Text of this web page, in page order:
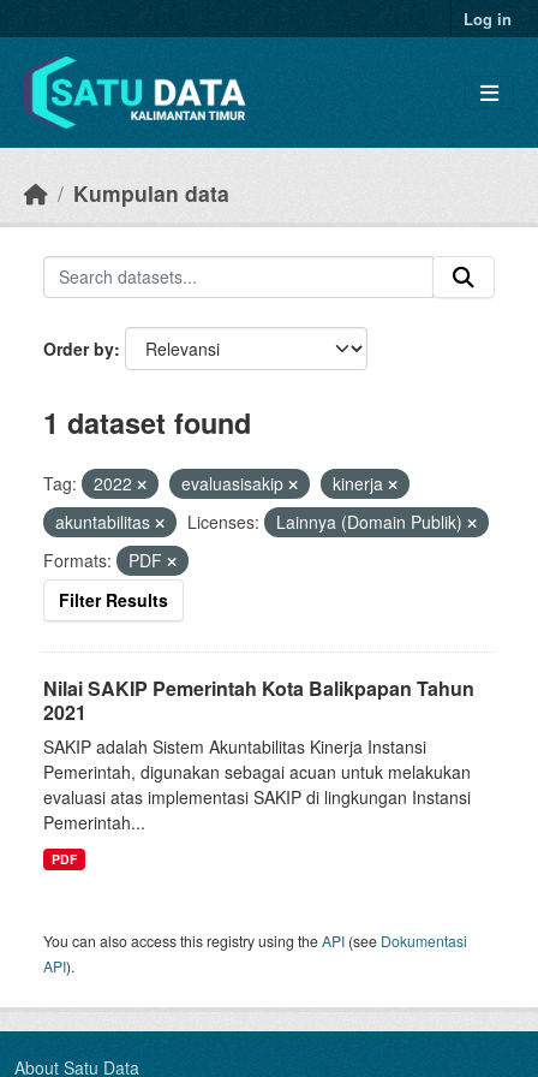
Log in
Kumpulan data
Order by
1 dataset found
Tag: 2022 evaluasisakip
kinerja
akuntabilitas
Licenses:
Lainnya (Domain Publik)
Formats:
PDF
Filter Results
Nilai SAKIP Pemerintah Kota Balikpapan Tahun
2021
SAKIP adalah Sistem Akuntabilitas Kinerja Instansi
Pemerintah, digunakan sebagai acuan untuk melakukan
evaluasi atas implementasi SAKIP di lingkungan Instansi
Pemerintah...
PDF
You can also access this registry using theAPI (see Dokumentasi
API).
About Satu Data